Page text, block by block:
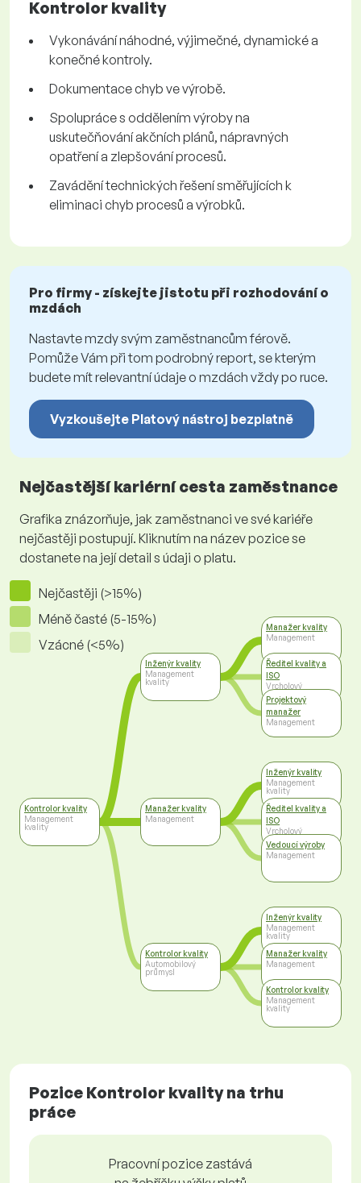
Kontrolor kvality
Vykonávání náhodné, výjimečné, dynamické a
konečné kontroly.
Dokumentace chyb ve výrobě.
Spolupráce s oddělením výroby na
uskutečňování akčních plánů, nápravných
opatření a zlepšování procesů.
Zavádění technických řešení směřujících k
eliminaci chyb procesů a výrobků.
Pro firmy - získejte jistotu při rozhodování o
mzdách
Nastavte mzdy svým zaměstnancům férově.
Pomůže Vám při tom podrobný report, se kterým
budete mít relevantní údaje o mzdách vždy po ruce.
Vyzkoušejte Platový nástroj bezplatně
Nejčastější kariérní cesta zaměstnance
Grafika znázorňuje, jak zaměstnanci ve své kariéře
nejčastěji postupují. Kliknutím na název pozice se
dostanete na její detail s údaji o platu.
Nejčastěji (>15%)
Méně časté (5-15%)
Vzácné (<5%)
Kontrolor kvality
Management
kvality
Inženýr kvality
Management
kvality
Manažer kvality
Management
Kontrolor kvality
Automobilový
průmysl
Manažer kvality
Management
Ředitel kvality a
ISO
Vrcholový
management
Projektový
manažer
Management
Inženýr kvality
Management
kvality
Ředitel kvality a
ISO
Vrcholový
management
Vedoucí výroby
Management
Inženýr kvality
Management
kvality
Manažer kvality
Management
Kontrolor kvality
Management
kvality
Pozice Kontrolor kvality na trhu
práce
Pracovní pozice zastává